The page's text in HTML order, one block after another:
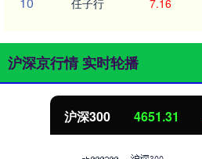
沪深京行情 实时轮播
沪深300 4651.31